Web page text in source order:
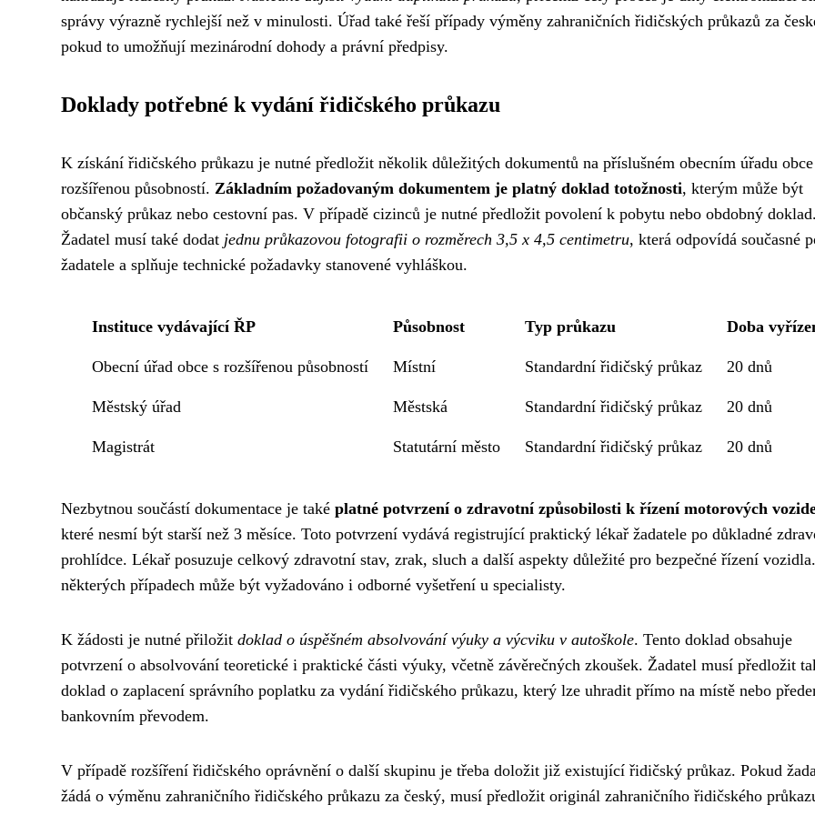
správy výrazně rychlejší než v minulosti. Úřad také řeší případy výměny zahraničních řidičských průkazů za
pokud to umožňují mezinárodní dohody a právní předpisy.
Doklady potřebné k vydání řidičského průkazu
K získání řidičského průkazu je nutné předložit několik důležitých dokumentů na příslušném obecním úřadu
rozšířenou působností. Základním požadovaným dokumentem je platný doklad totožnosti, kterým může být
občanský průkaz nebo cestovní pas. V případě cizinců je nutné předložit povolení k pobytu nebo obdobný doklad.
Žadatel musí také dodat jednu průkazovou fotografii o rozměrech 3,5 x 4,5 centimetru, která odpovídá současné
žadatele a splňuje technické požadavky stanovené vyhláškou.
Instituce vydávající ŘP Působnost Typ průkazu Doba
Obecní úřad obce s rozšířenou působností Místní Standardní řidičský průkaz 20 dnů
Městský úřad Městská Standardní řidičský průkaz 20 dnů
Magistrát Statutární město Standardní řidičský průkaz 20 dnů
Nezbytnou součástí dokumentace je také platné potvrzení o zdravotní způsobilosti k řízení motorových
které nesmí být starší než 3 měsíce. Toto potvrzení vydává registrující praktický lékař žadatele po důkladné
prohlídce. Lékař posuzuje celkový zdravotní stav, zrak, sluch a další aspekty důležité pro bezpečné řízení
některých případech může být vyžadováno i odborné vyšetření u specialisty.
K žádosti je nutné přiložit doklad o úspěšném absolvování výuky a výcviku v autoškole. Tento doklad obsahuje
potvrzení o absolvování teoretické i praktické části výuky, včetně závěrečných zkoušek. Žadatel musí předložit
doklad o zaplacení správního poplatku za vydání řidičského průkazu, který lze uhradit přímo na místě nebo
bankovním převodem.
V případě rozšíření řidičského oprávnění o další skupinu je třeba doložit již existující řidičský průkaz. Pokud
žádá o výměnu zahraničního řidičského průkazu za český, musí předložit originál zahraničního řidičského